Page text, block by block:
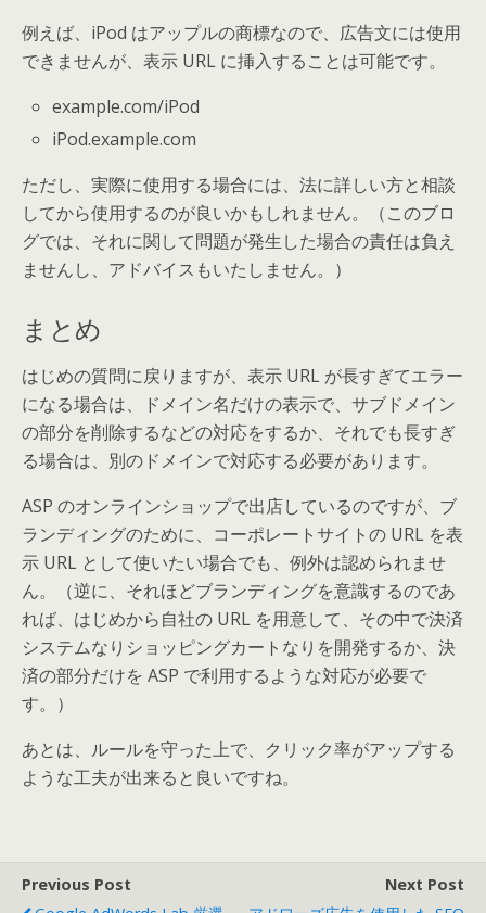
例えば、iPod はアップルの商標なので、広告文には使用
できませんが、表示 URL に挿入することは可能です。
example.com/iPod
iPod.example.com
ただし、実際に使用する場合には、法に詳しい方と相談
してから使用するのが良いかもしれません。（このブロ
グでは、それに関して問題が発生した場合の責任は負え
ませんし、アドバイスもいたしません。）
まとめ
はじめの質問に戻りますが、表示 URL が長すぎてエラー
になる場合は、ドメイン名だけの表示で、サブドメイン
の部分を削除するなどの対応をするか、それでも長すぎ
る場合は、別のドメインで対応する必要があります。
ASP のオンラインショップで出店しているのですが、ブ
ランディングのために、コーポレートサイトの URL を表
示 URL として使いたい場合でも、例外は認められませ
ん。（逆に、それほどブランディングを意識するのであ
れば、はじめから自社の URL を用意して、その中で決済
システムなりショッピングカートなりを開発するか、決
済の部分だけを ASP で利用するような対応が必要で
す。）
あとは、ルールを守った上で、クリック率がアップする
ような工夫が出来ると良いですね。
Previous Post
Next Post